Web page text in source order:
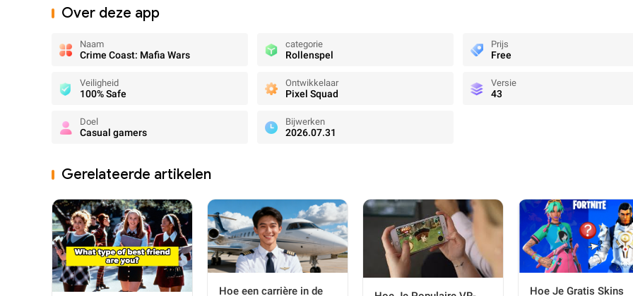
Over deze app
Naam
Crime Coast: Mafia Wars
categorie
Rollenspel
Prijs
Free
Veiligheid
100% Safe
Ontwikkelaar
Pixel Squad
Versie
43
Doel
Casual gamers
Bijwerken
2026.07.31
Gerelateerde artikelen
Hoe een carrière in de
Hoe Je Gratis Skins